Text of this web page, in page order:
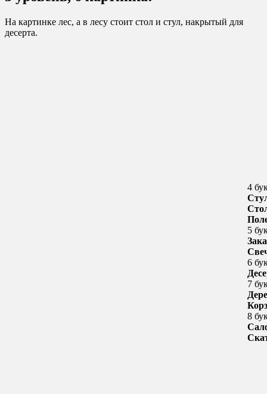
На картинке лес, а в лесу стоит стол и стул, накрытый для
десерта.
4
5
6
7
8